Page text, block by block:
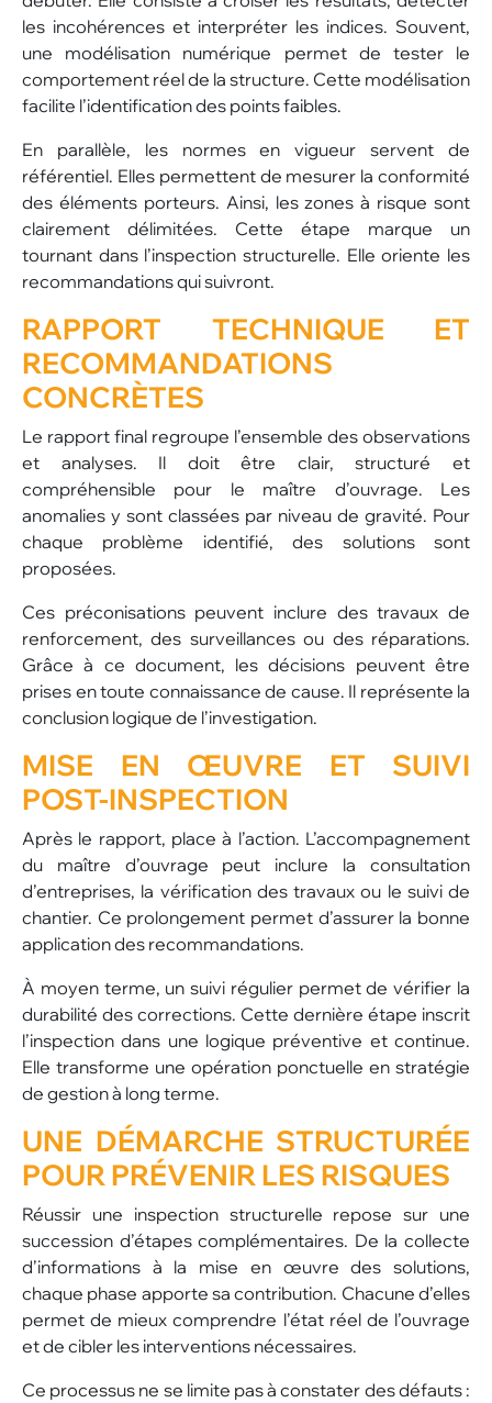
les incohérences et interpréter les indices. Souvent,
une modélisation numérique permet de tester le
comportement réel de la structure. Cette modélisation
facilite l’identification des points faibles.
En parallèle, les normes en vigueur servent de
référentiel. Elles permettent de mesurer la conformité
des éléments porteurs. Ainsi, les zones à risque sont
clairement délimitées. Cette étape marque un
tournant dans l’inspection structurelle. Elle oriente les
recommandations qui suivront.
RAPPORT TECHNIQUE ET
RECOMMANDATIONS
CONCRÈTES
Le rapport final regroupe l’ensemble des observations
et analyses. Il doit être clair, structuré et
compréhensible pour le maître d’ouvrage. Les
anomalies y sont classées par niveau de gravité. Pour
chaque problème identifié, des solutions sont
proposées.
Ces préconisations peuvent inclure des travaux de
renforcement, des surveillances ou des réparations.
Grâce à ce document, les décisions peuvent être
prises en toute connaissance de cause. Il représente la
conclusion logique de l’investigation.
MISE EN ŒUVRE ET SUIVI
POST-INSPECTION
Après le rapport, place à l’action. L’accompagnement
du maître d’ouvrage peut inclure la consultation
d’entreprises, la vérification des travaux ou le suivi de
chantier. Ce prolongement permet d’assurer la bonne
application des recommandations.
À moyen terme, un suivi régulier permet de vérifier la
durabilité des corrections. Cette dernière étape inscrit
l’inspection dans une logique préventive et continue.
Elle transforme une opération ponctuelle en stratégie
de gestion à long terme.
UNE DÉMARCHE STRUCTURÉE
POUR PRÉVENIR LES RISQUES
Réussir une inspection structurelle repose sur une
succession d’étapes complémentaires. De la collecte
d’informations à la mise en œuvre des solutions,
chaque phase apporte sa contribution. Chacune d’elles
permet de mieux comprendre l’état réel de l’ouvrage
et de cibler les interventions nécessaires.
Ce processus ne se limite pas à constater des défauts :